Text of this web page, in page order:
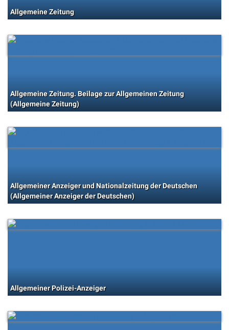
Allgemeine Zeitung
Allgemeine Zeitung. Beilage zur Allgemeinen Zeitung
(Allgemeine Zeitung)
Allgemeiner Anzeiger und Nationalzeitung der Deutschen
(Allgemeiner Anzeiger der Deutschen)
Allgemeiner Polizei-Anzeiger